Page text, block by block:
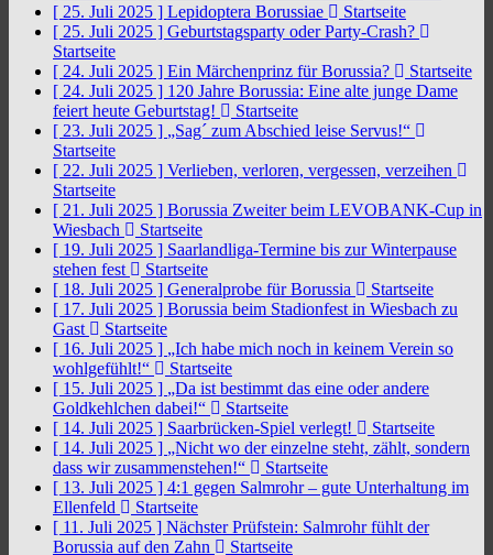
[ 25. Juli 2025 ] Lepidoptera Borussiae
Startseite
[ 25. Juli 2025 ] Geburtstagsparty oder Party-Crash?
Startseite
[ 24. Juli 2025 ] Ein Märchenprinz für Borussia?
Startseite
[ 24. Juli 2025 ] 120 Jahre Borussia: Eine alte junge Dame
feiert heute Geburtstag!
Startseite
[ 23. Juli 2025 ] „Sag´ zum Abschied leise Servus!“
Startseite
[ 22. Juli 2025 ] Verlieben, verloren, vergessen, verzeihen
Startseite
[ 21. Juli 2025 ] Borussia Zweiter beim LEVOBANK-Cup in
Wiesbach
Startseite
[ 19. Juli 2025 ] Saarlandliga-Termine bis zur Winterpause
stehen fest
Startseite
[ 18. Juli 2025 ] Generalprobe für Borussia
Startseite
[ 17. Juli 2025 ] Borussia beim Stadionfest in Wiesbach zu
Gast
Startseite
[ 16. Juli 2025 ] „Ich habe mich noch in keinem Verein so
wohlgefühlt!“
Startseite
[ 15. Juli 2025 ] „Da ist bestimmt das eine oder andere
Goldkehlchen dabei!“
Startseite
[ 14. Juli 2025 ] Saarbrücken-Spiel verlegt!
Startseite
[ 14. Juli 2025 ] „Nicht wo der einzelne steht, zählt, sondern
dass wir zusammenstehen!“
Startseite
[ 13. Juli 2025 ] 4:1 gegen Salmrohr – gute Unterhaltung im
Ellenfeld
Startseite
[ 11. Juli 2025 ] Nächster Prüfstein: Salmrohr fühlt der
Borussia auf den Zahn
Startseite